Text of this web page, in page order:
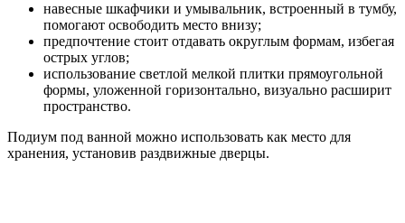
навесные шкафчики и умывальник, встроенный в тумбу,
помогают освободить место внизу;
предпочтение стоит отдавать округлым формам, избегая
острых углов;
использование светлой мелкой плитки прямоугольной
формы, уложенной горизонтально, визуально расширит
пространство.
Подиум под ванной можно использовать как место для
хранения, установив раздвижные дверцы.